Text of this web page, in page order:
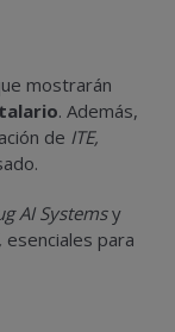
mostrarán
. Además,
de ITE,
AI Systemsy
esenciales para